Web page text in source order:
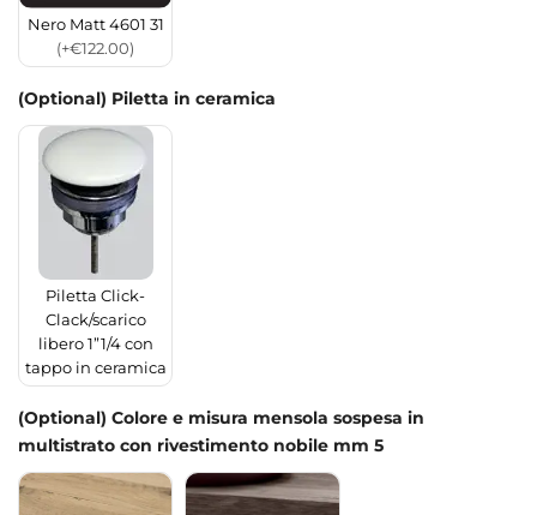
Nero Matt 4601 31
(+€122.00)
(Optional) Piletta in ceramica
Piletta Click-
Clack/scarico
libero 1”1/4 con
tappo in ceramica
(Optional) Colore e misura mensola sospesa in
multistrato con rivestimento nobile mm 5